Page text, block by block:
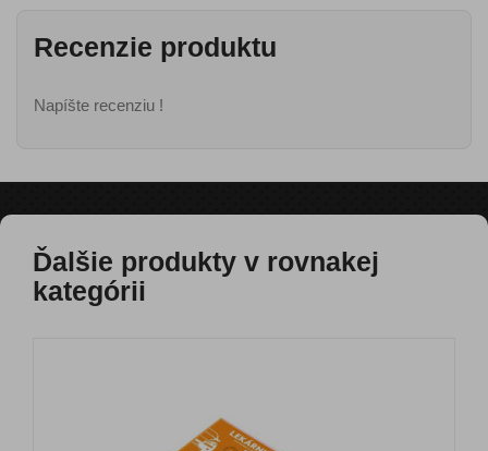
Recenzie produktu
Napíšte recenziu !
Ďalšie produkty v rovnakej
kategórii